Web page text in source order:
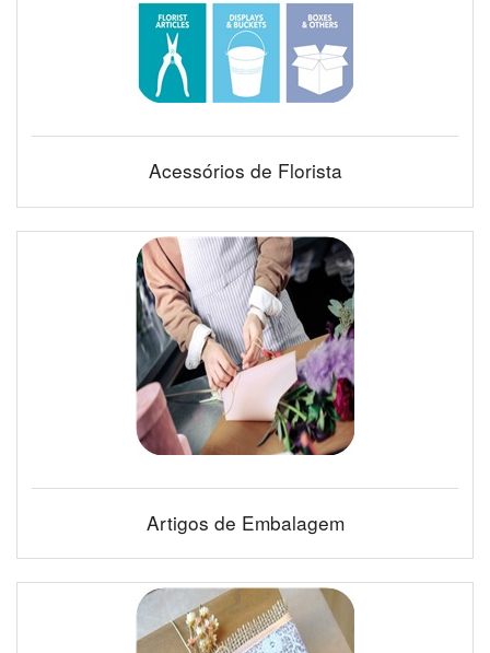
Acessórios de Florista
Artigos de Embalagem